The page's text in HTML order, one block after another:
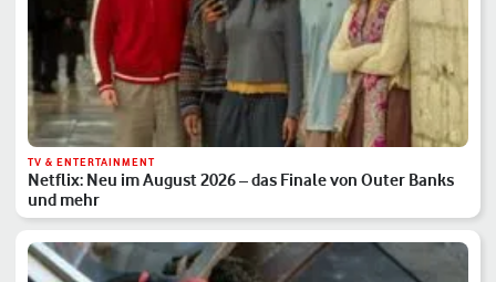
TV & ENTERTAINMENT
Netflix: Neu im August 2026 – das Finale von Outer Banks
und mehr